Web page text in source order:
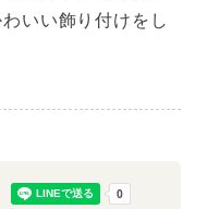
いい飾り付けをし